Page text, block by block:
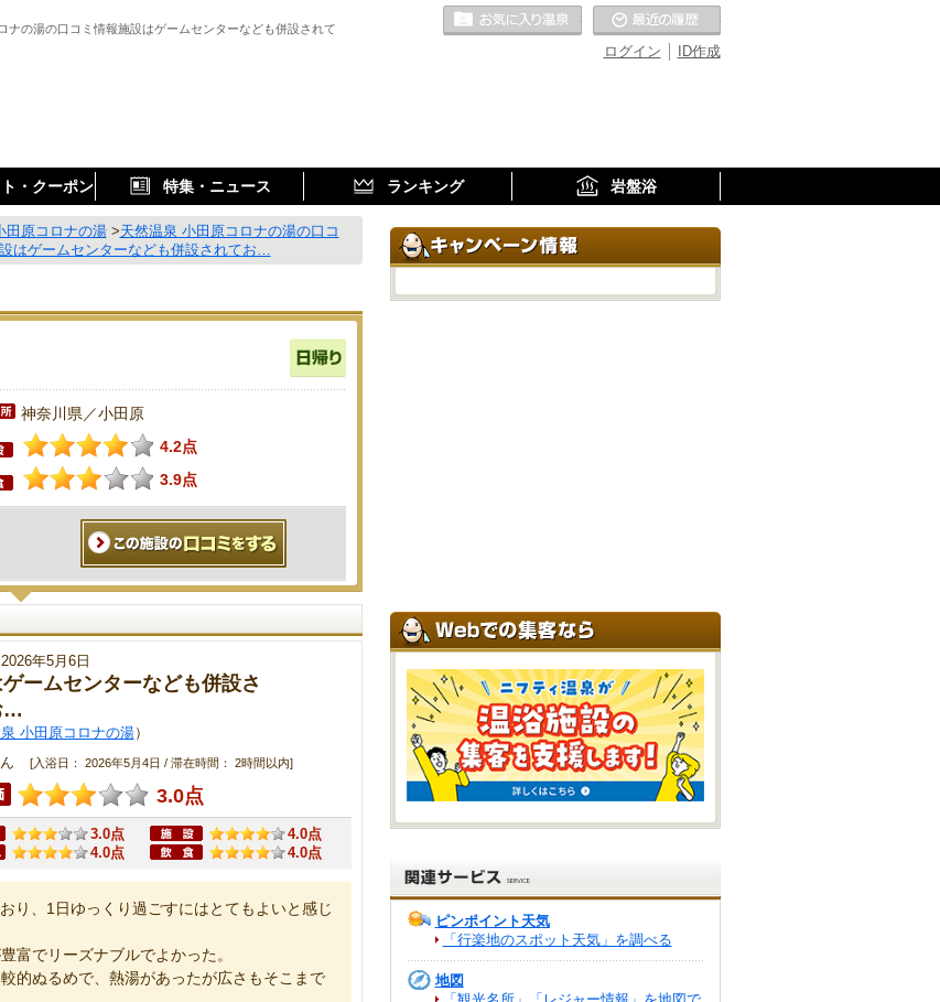
ナの湯の口コミ情報施設はゲームセンターなども併設されて
ID作成
ログイン
お気に入りの温泉
・クーポン 特集・ニュース ランキング 岩盤浴
田原コロナの湯>天然温泉 小田原コロナの湯の口コ
はゲームセンターなども併設されてお…
神奈川県／小田原
4.2点
3.9点
年5月6日
ームセンターなども併設さ
…
小田原コロナの湯）
[入浴日： 2026年5月4日 / 滞在時間： 2時間以内]
3.0点
3.0点
4.0点
4.0点
4.0点
り、1日ゆっくり過ごすにはとてもよいと感じ
富でリーズナブルでよかった。
的ぬるめで、熱湯があったが広さもそこまで
ピンポイント天気
「行楽地のスポット天気」を調べる
地図